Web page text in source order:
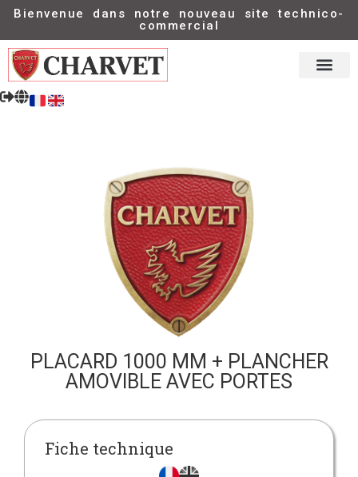
Bienvenue dans notre nouveau site technico-
commercial
PLACARD 1000 MM + PLANCHER
AMOVIBLE AVEC PORTES
Fiche technique